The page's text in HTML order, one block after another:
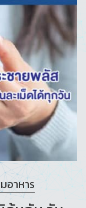
อาหาร